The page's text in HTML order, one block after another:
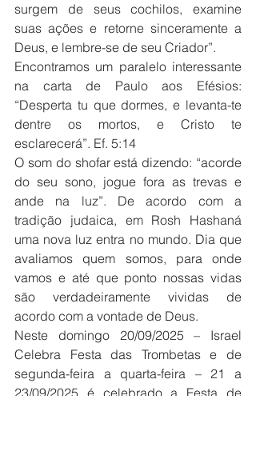
surgem de seus cochilos, examine
suas ações e retorne sinceramente a
Deus, e lembre-se de seu Criador”.
Encontramos um paralelo interessante
na carta de Paulo aos Efésios:
“Desperta tu que dormes, e levanta-te
dentre os mortos, e Cristo te
esclarecerá”. Ef. 5:14
O som do shofar está dizendo: “acorde
do seu sono, jogue fora as trevas e
ande na luz”. De acordo com a
tradição judaica, em Rosh Hashaná
uma nova luz entra no mundo. Dia que
avaliamos quem somos, para onde
vamos e até que ponto nossas vidas
são verdadeiramente vividas de
acordo com a vontade de Deus.
Neste domingo 20/09/2025 – Israel
Celebra Festa das Trombetas e de
segunda-feira a quarta-feira – 21 a
23/09/2025 é celebrado a Festa de